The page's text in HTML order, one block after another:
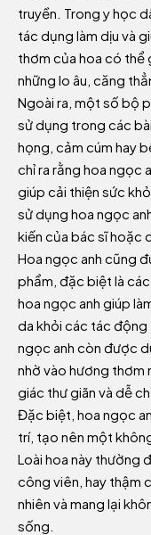
truyền. Trong y học
tác dụng làm dịu và
thơm của hoa có thể
những lo âu, căng
Ngoài ra, một số bộ
sử dụng trong các
họng, cảm cúm hay
chỉ ra rằng hoa ngọc
giúp cải thiện sức
sử dụng hoa ngọc
kiến của bác sĩ hoặc
Hoa ngọc anh cũng
phẩm, đặc biệt là
hoa ngọc anh giúp
da khỏi các tác
ngọc anh còn được
nhờ vào hương thơm
giác thư giãn và dễ
Đặc biệt, hoa ngọc
trí, tạo nên một
Loài hoa này thường
công viên, hay thậm
nhiên và mang lại
sống.